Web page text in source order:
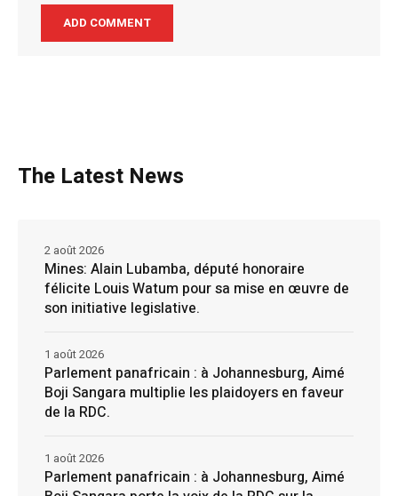
The Latest News
Mines: Alain Lubamba, député honoraire
félicite Louis Watum pour sa mise en œuvre de
son initiative legislative.
2 août 2026
Parlement panafricain : à Johannesburg, Aimé
Boji Sangara multiplie les plaidoyers en faveur
de la RDC.
1 août 2026
Parlement panafricain : à Johannesburg, Aimé
1 août 2026